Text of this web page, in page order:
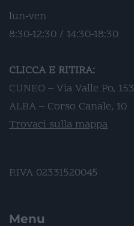
lun-ven
8:30-12:30 / 14:30-18:30
CLICCA E RITIRA:
CUNEO – Via Valle Po, 153
ALBA – Corso Canale, 10
Trovaci sulla mappa
P.IVA 02331520045
Menu